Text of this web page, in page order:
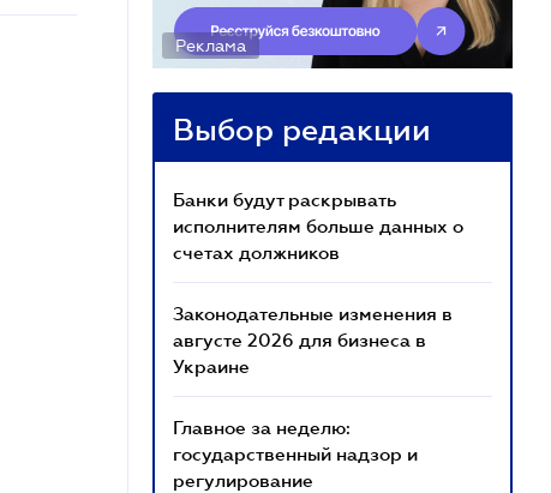
Реклама
Выбор редакции
Банки будут раскрывать
исполнителям больше данных о
счетах должников
Законодательные изменения в
августе 2026 для бизнеса в
Украине
Главное за неделю:
государственный надзор и
регулирование